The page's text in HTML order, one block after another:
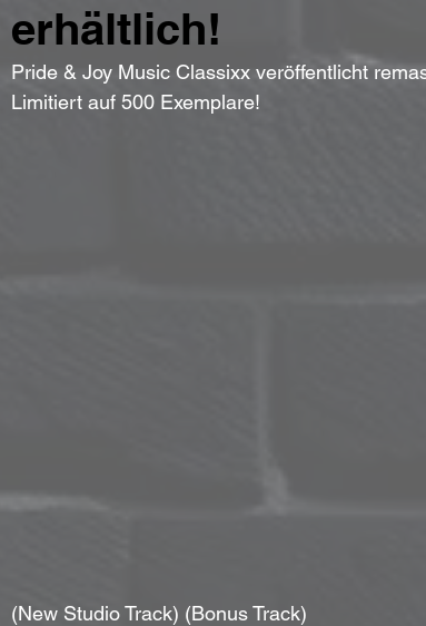
erhältlich!
Pride & Joy Music Classixx veröffentlicht
Limitiert auf 500 Exemplare!
(New Studio Track) (Bonus Track)